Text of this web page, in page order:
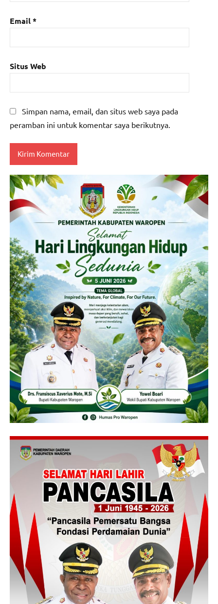
Email*
Situs Web
Simpan nama, email, dan situs web saya pada
peramban ini untuk komentar saya berikutnya.